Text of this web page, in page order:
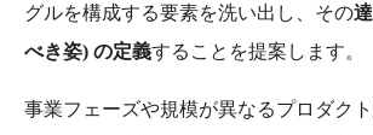
グルを構成する要素を洗い出し、その
べき姿) の定義することを提案します。
事業フェーズや規模が異なるプロダク